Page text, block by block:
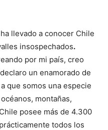
llevado a conocer Chile
insospechados.
por mi país, creo
un enamorado de
que somos una especie
montañas,
posee más de 4.300
todos los